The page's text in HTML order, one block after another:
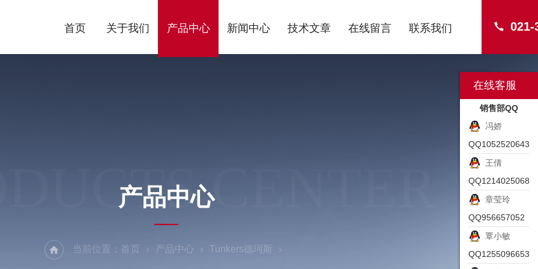
021-
首页 关于我们 产品中心 新闻中心 技术文章 在线留言 联系我们
CENTER
产品中心
当前位置： 首页 产品中心 Tunkers德珂斯
在线客服
销售部QQ
冯娇
QQ1052520643
王倩
QQ1214025068
章莹玲
QQ956657052
覃小敏
QQ1255096653